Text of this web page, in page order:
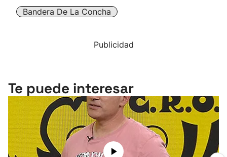
Bandera De La Concha
Publicidad
Te puede interesar